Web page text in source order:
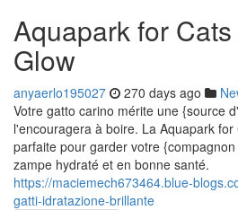
Aquapark for
Glow
anyaerlo195027 270 days ago
Votre gatto carino mérite une {source
l'encouragera à boire. La Aquapark for
parfaite pour garder votre
zampe hydraté et en bonne santé.
https://maciemech673464.blue-
gatti-idratazione-brillante